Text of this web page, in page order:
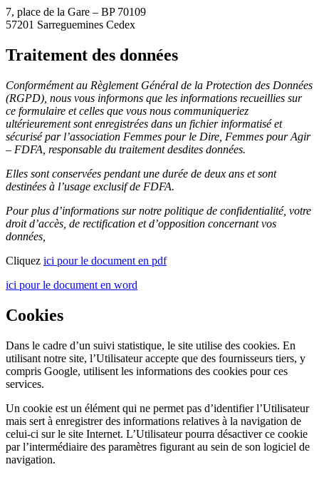
7, place de la Gare – BP 70109
57201 Sarreguemines Cedex
Traitement des données
Conformément au Règlement Général de la Protection des Données
(RGPD), nous vous informons que les informations recueillies sur
ce formulaire et celles que vous nous communiqueriez
ultérieurement sont enregistrées dans un fichier informatisé et
sécurisé par l’association Femmes pour le Dire, Femmes pour Agir
– FDFA, responsable du traitement desdites données.
Elles sont conservées pendant une durée de deux ans et sont
destinées à l’usage exclusif de FDFA.
Pour plus d’informations sur notre politique de confidentialité, votre
droit d’accès, de rectification et d’opposition concernant vos
données,
Cliquez ici pour le document en pdf
ici pour le document en word
Cookies
Dans le cadre d’un suivi statistique, le site utilise des cookies. En
utilisant notre site, l’Utilisateur accepte que des fournisseurs tiers, y
compris Google, utilisent les informations des cookies pour ces
services.
Un cookie est un élément qui ne permet pas d’identifier l’Utilisateur
mais sert à enregistrer des informations relatives à la navigation de
celui-ci sur le site Internet. L’Utilisateur pourra désactiver ce cookie
par l’intermédiaire des paramètres figurant au sein de son logiciel de
navigation.